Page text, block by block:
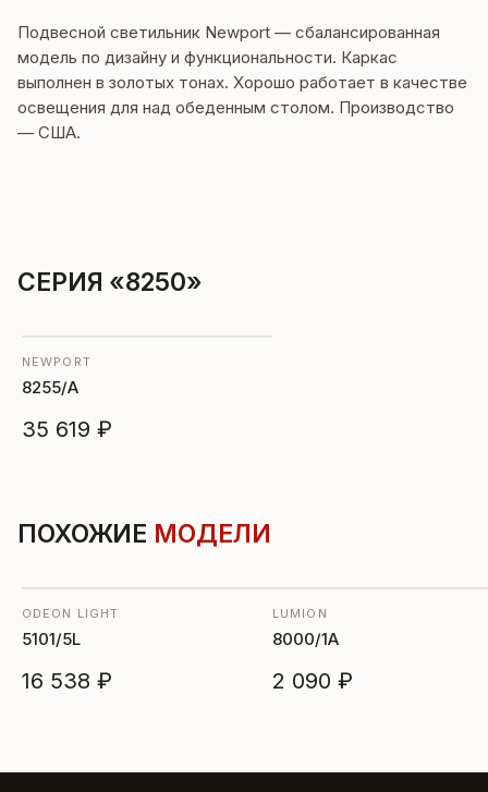
Подвесной светильник Newport — сбалансированная
модель по дизайну и функциональности. Каркас
выполнен в золотых тонах. Хорошо работает в качестве
освещения для над обеденным столом. Производство
— США.
СЕРИЯ «8250»
NEWPORT
8255/A
35 619 ₽
ПОХОЖИЕ МОДЕЛИ
ODEON LIGHT
5101/5L
16 538 ₽
LUMION
8000/1A
2 090 ₽